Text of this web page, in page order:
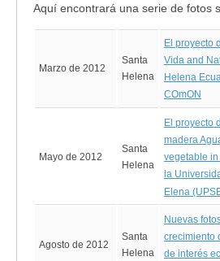
Aquí encontrará una serie de fotos
Marzo de 2012
Santa
Helena
El proyecto
Vida and
Helena
COmON
Mayo de 2012
Santa
Helena
El proyecto
madera
vegetable
la
Elena
Agosto de 2012
Santa
Helena
Nuevas
crecimiento
de interés